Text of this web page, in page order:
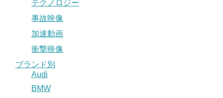
テクノロジー
事故映像
加速動画
衝撃映像
ブランド別
Audi
BMW